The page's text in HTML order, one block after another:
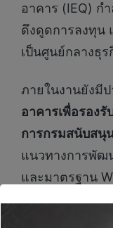
อาคาร (IEQ) ก
ดึงดูดการลงทุน
เป็นศูนย์กลางธุ
ภายในงานยังมี
อาคารเพื่อรอง
การกรมสนับสนุ
แนวทางการพัฒ
และมาตรฐาน